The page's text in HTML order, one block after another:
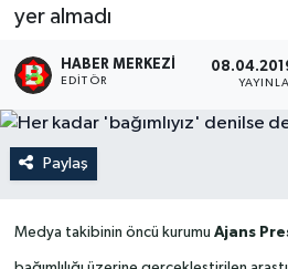
yer almadı
HABER MERKEZI
EDITÖR
Paylaş
Medya takibinin öncü kurumu Ajans